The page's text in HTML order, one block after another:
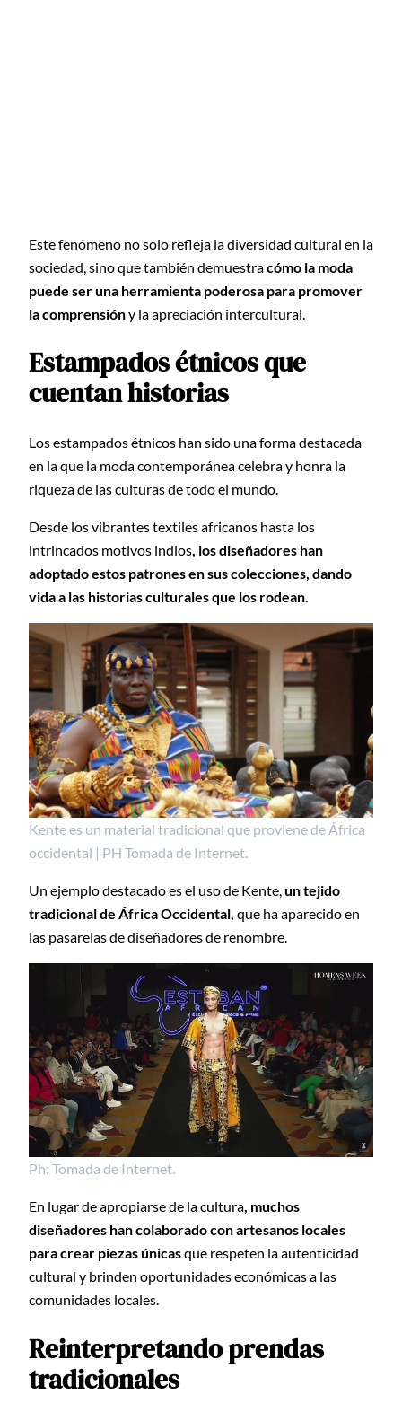
Este fenómeno no solo refleja la diversidad cultural en la
sociedad, sino que también demuestracómo la moda
puede ser una herramienta poderosa para promover
la comprensióny la apreciación intercultural.
Estampados étnicos que
cuentan historias
Los estampados étnicos han sido una forma destacada
en la que la moda contemporánea celebra y honra la
riqueza de las culturas de todo el mundo.
Desde los vibrantes textiles africanos hasta los
intrincados motivos indios, los diseñadores han
adoptado estos patrones en sus colecciones, dando
vida a las historias culturales que los rodean.
Kente es un material tradicional que proviene de África
occidental | PH Tomada de Internet.
Un ejemplo destacado es el uso de Kente,un tejido
tradicional de África Occidental, que ha aparecido en
las pasarelas de diseñadores de renombre.
Ph: Tomada de Internet.
En lugar de apropiarse de la cultura, muchos
diseñadores han colaborado con artesanos locales
para crear piezas únicasque respeten la autenticidad
cultural y brinden oportunidades económicas a las
comunidades locales.
Reinterpretando prendas
tradicionales